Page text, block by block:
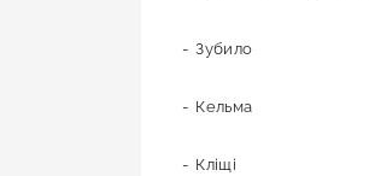
Хрестики для плитки
Зубило
Кельма
Кліщі